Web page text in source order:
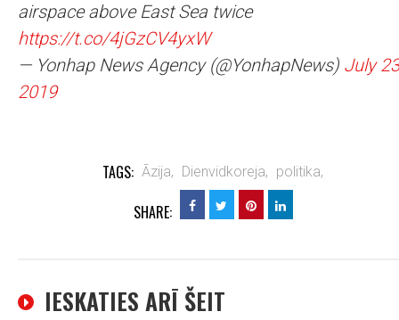
airspace above East Sea twice
https://t.co/4jGzCV4yxW
— Yonhap News Agency (@YonhapNews) July
2019
TAGS: Āzija, Dienvidkoreja, politika,
SHARE:
IESKATIES ARĪ ŠEIT